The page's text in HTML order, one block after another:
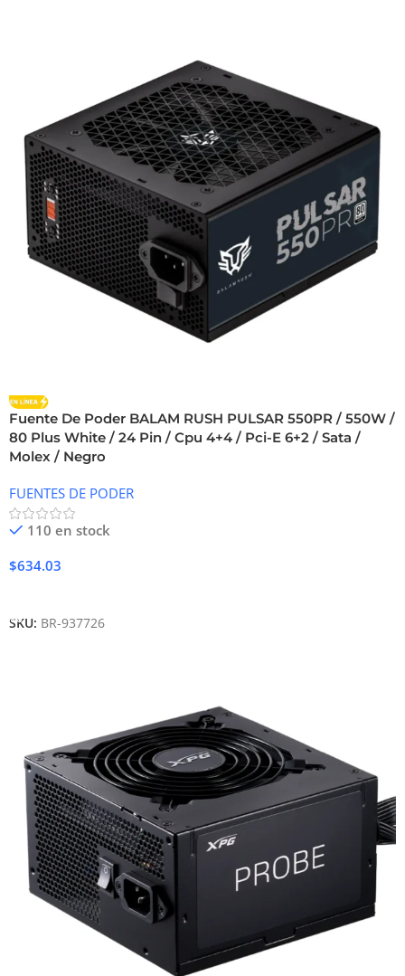
Fuente De Poder BALAM RUSH PULSAR 550PR / 550W /
80 Plus White / 24 Pin / Cpu 4+4 / Pci-E 6+2 / Sata /
Molex / Negro
FUENTES DE PODER
110 en stock
$634.03
SKU: BR-937726